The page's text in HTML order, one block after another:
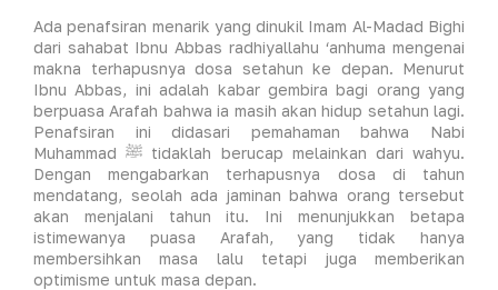
Ada penafsiran menarik yang dinukil Imam Al-Madad Bighi
dari sahabat Ibnu Abbas radhiyallahu ‘anhuma mengenai
makna terhapusnya dosa setahun ke depan. Menurut
Ibnu Abbas, ini adalah kabar gembira bagi orang yang
berpuasa Arafah bahwa ia masih akan hidup setahun lagi.
Penafsiran ini didasari pemahaman bahwa Nabi
Muhammad ﷺ tidaklah berucap melainkan dari wahyu.
Dengan mengabarkan terhapusnya dosa di tahun
mendatang, seolah ada jaminan bahwa orang tersebut
akan menjalani tahun itu. Ini menunjukkan betapa
istimewanya puasa Arafah, yang tidak hanya
membersihkan masa lalu tetapi juga memberikan
optimisme untuk masa depan.